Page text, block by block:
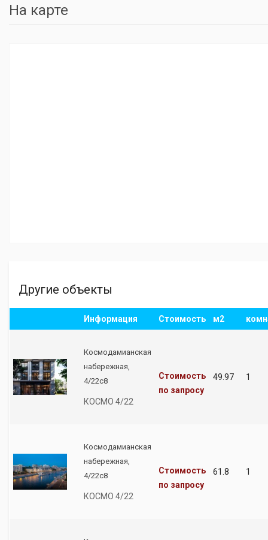
На карте
Другие объекты
Информация Стоимость м2
Космодамианская
набережная,
4/22с8
КОСМО 4/22
Стоимость
по запросу
49.97 1
Космодамианская
набережная,
4/22с8
КОСМО 4/22
Стоимость
по запросу
61.8 1